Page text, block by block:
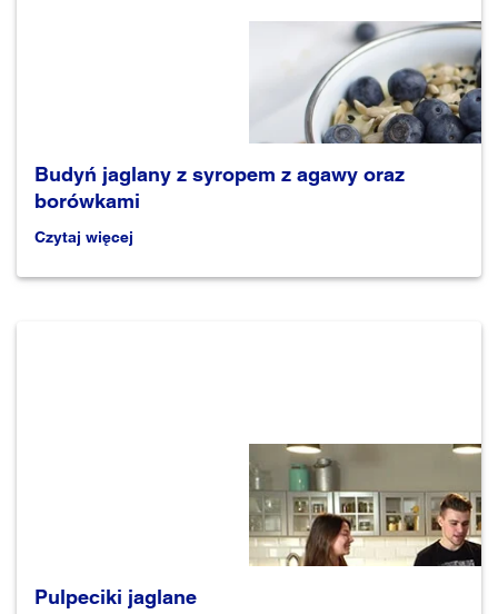
Budyń jaglany z syropem z agawy oraz
borówkami
Czytaj więcej
Pulpeciki jaglane